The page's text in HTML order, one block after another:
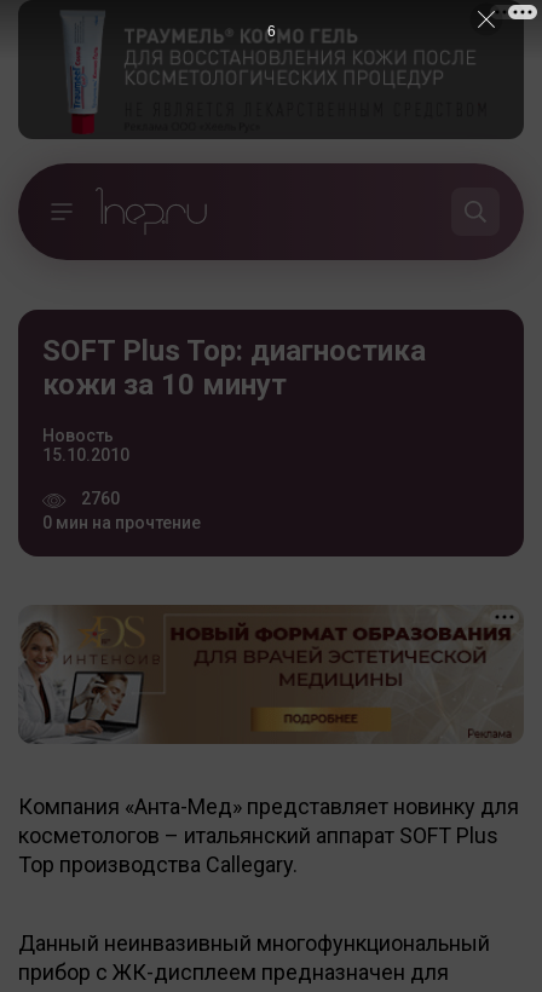
SOFT Plus Top: диагностика
кожи за 10 минут
Новость
15.10.2010
2760
0 мин на прочтение
Компания «Анта-Мед» представляет новинку для
косметологов – итальянский аппарат SOFT Plus
Top производства Callegary.
Данный неинвазивный многофункциональный
прибор с ЖК-дисплеем предназначен для
5